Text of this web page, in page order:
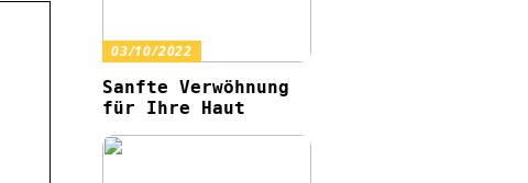
03/10/2022
Sanfte Verwöhnung
für Ihre Haut